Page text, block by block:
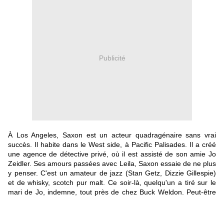
Publicité
À Los Angeles, Saxon est un acteur quadragénaire sans vrai
succès. Il habite dans le West side, à Pacific Palisades. Il a créé
une agence de détective privé, où il est assisté de son amie Jo
Zeidler. Ses amours passées avec Leila, Saxon essaie de ne plus
y penser. C'est un amateur de jazz (Stan Getz, Dizzie Gillespie)
et de whisky, scotch pur malt. Ce soir-là, quelqu'un a tiré sur le
mari de Jo, indemne, tout près de chez Buck Weldon. Peut-être